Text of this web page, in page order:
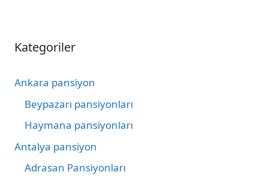
Kategoriler
Ankara pansiyon
Beypazarı pansiyonları
Haymana pansiyonları
Antalya pansiyon
Adrasan Pansiyonları